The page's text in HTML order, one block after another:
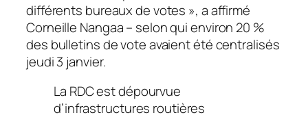
différents bureaux de votes », a affirmé
Corneille Nangaa – selon qui environ 20 %
des bulletins de vote avaient été centralisés
jeudi 3 janvier.
La RDC est dépourvue
d’infrastructures routières